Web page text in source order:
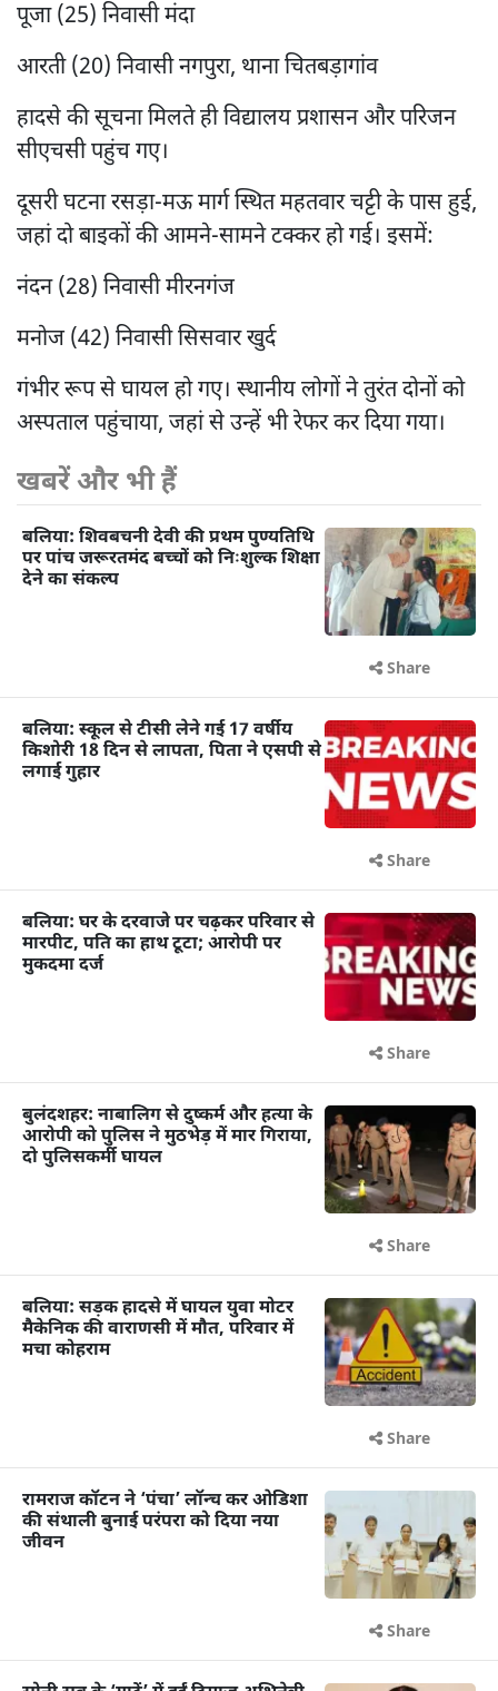
पूजा (25) निवासी मंदा
आरती (20) निवासी नगपुरा, थाना चितबड़ागांव
हादसे की सूचना मिलते ही विद्यालय प्रशासन और परिजन
सीएचसी पहुंच गए।
दूसरी घटना रसड़ा-मऊ मार्ग स्थित महतवार चट्टी के पास हुई,
जहां दो बाइकों की आमने-सामने टक्कर हो गई। इसमें:
नंदन (28) निवासी मीरनगंज
मनोज (42) निवासी सिसवार खुर्द
गंभीर रूप से घायल हो गए। स्थानीय लोगों ने तुरंत दोनों को
अस्पताल पहुंचाया, जहां से उन्हें भी रेफर कर दिया गया।
खबरें और भी हैं
बलिया: शिवबचनी देवी की प्रथम पुण्यतिथि
पर पांच जरूरतमंद बच्चों को निःशुल्क शिक्षा
देने का संकल्प
Share
बलिया: स्कूल से टीसी लेने गई 17 वर्षीय
किशोरी 18 दिन से लापता, पिता ने एसपी से
लगाई गुहार
Share
बलिया: घर के दरवाजे पर चढ़कर परिवार से
मारपीट, पति का हाथ टूटा; आरोपी पर
मुकदमा दर्ज
Share
बुलंदशहर: नाबालिग से दुष्कर्म और हत्या के
आरोपी को पुलिस ने मुठभेड़ में मार गिराया,
दो पुलिसकर्मी घायल
Share
बलिया: सड़क हादसे में घायल युवा मोटर
मैकेनिक की वाराणसी में मौत, परिवार में
मचा कोहराम
Share
रामराज कॉटन ने ‘पंचा’ लॉन्च कर ओडिशा
की संथाली बुनाई परंपरा को दिया नया
जीवन
Share